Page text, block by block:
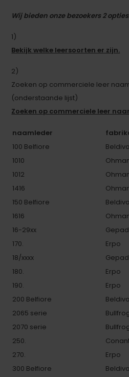
Wij bieden onze bezoekers 2
1)
Bekijk welke leersoorten er zijn.
2)
Zoeken op commerciele leer
(onderstaande lijst)
Zoeken op commerciele leer
naamleder
100 Belfiore
1010
1012
1416
150 Belfiore
1616
16-29xx
170.
Erpo
18/xxxx
180.
Erpo
190.
Erpo
200 Belfiore
2065 serie
2070 serie
250.
270.
Erpo
300 Belfiore